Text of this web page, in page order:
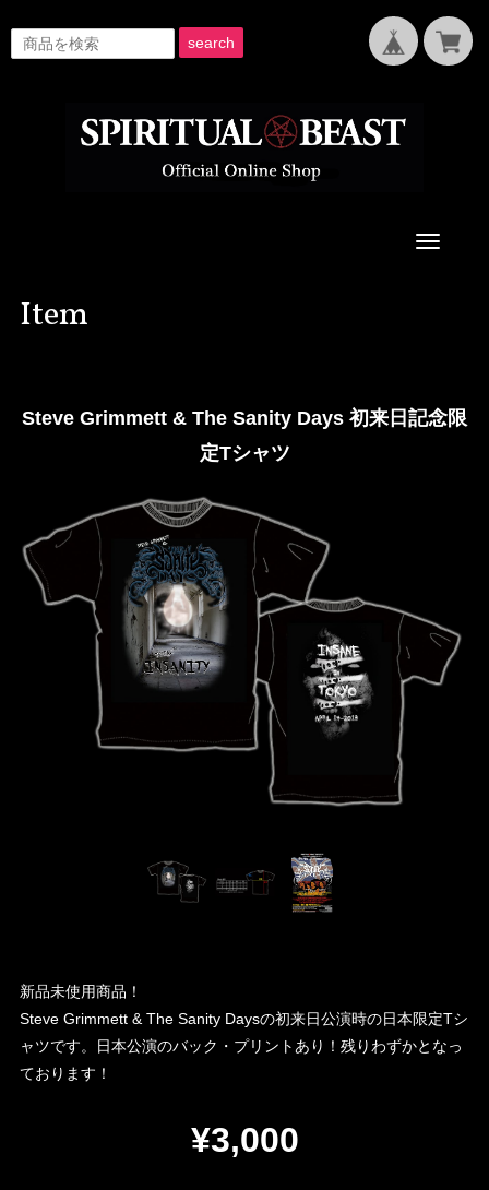
search
Toggle
Item
Steve Grimmett & The Sanity Days 初来日記念限
定Tシャツ
新品未使用商品！
Steve Grimmett & The Sanity Daysの初来日公演時の日本限定Tシ
ャツです。日本公演のバック・プリントあり！残りわずかとなっ
ております！
¥3,000